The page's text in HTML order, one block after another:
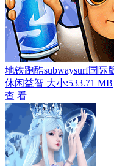
地铁跑酷subwaysurf国际
休闲益智 大小:533.71 MB
查 看